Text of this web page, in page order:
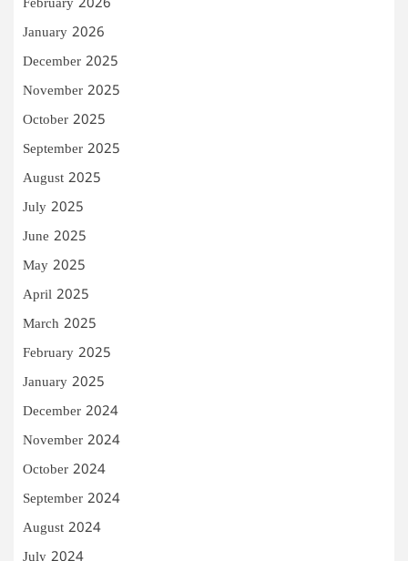
February 2026
January 2026
December 2025
November 2025
October 2025
September 2025
August 2025
July 2025
June 2025
May 2025
April 2025
March 2025
February 2025
January 2025
December 2024
November 2024
October 2024
September 2024
August 2024